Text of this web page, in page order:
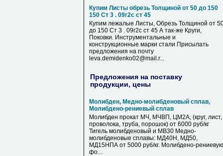
Купим Листы обрезь Толщиной от 50 до 150
150 Ст 3 . 09г2с ст 45
Купим лежалые Листы, Обрезь Толщиной от
до 150 Ст 3 . 09г2с ст 45 А так-же Круги,
Поковки. Инструментальные и
конструкционные марки стали Присылать
предложения на почту
leva.demidenko02@mail.r...
Предложения на поставку
продукции, цены
Молибден, Медно-молибденовый сплав,
Молибдено-рениевый сплав
Молибден прокат МЧ, МЧВП, ЦМ2А, (круг, лист,
проволока, труба, порошок) от 6000 руб/кг
Тигель молибденовый и МВ30 Медно-
молибденовые сплавы: МД40Н, МД50,
МД15НПА от 5000 руб/кг. Молибдено-рениевую
фо...